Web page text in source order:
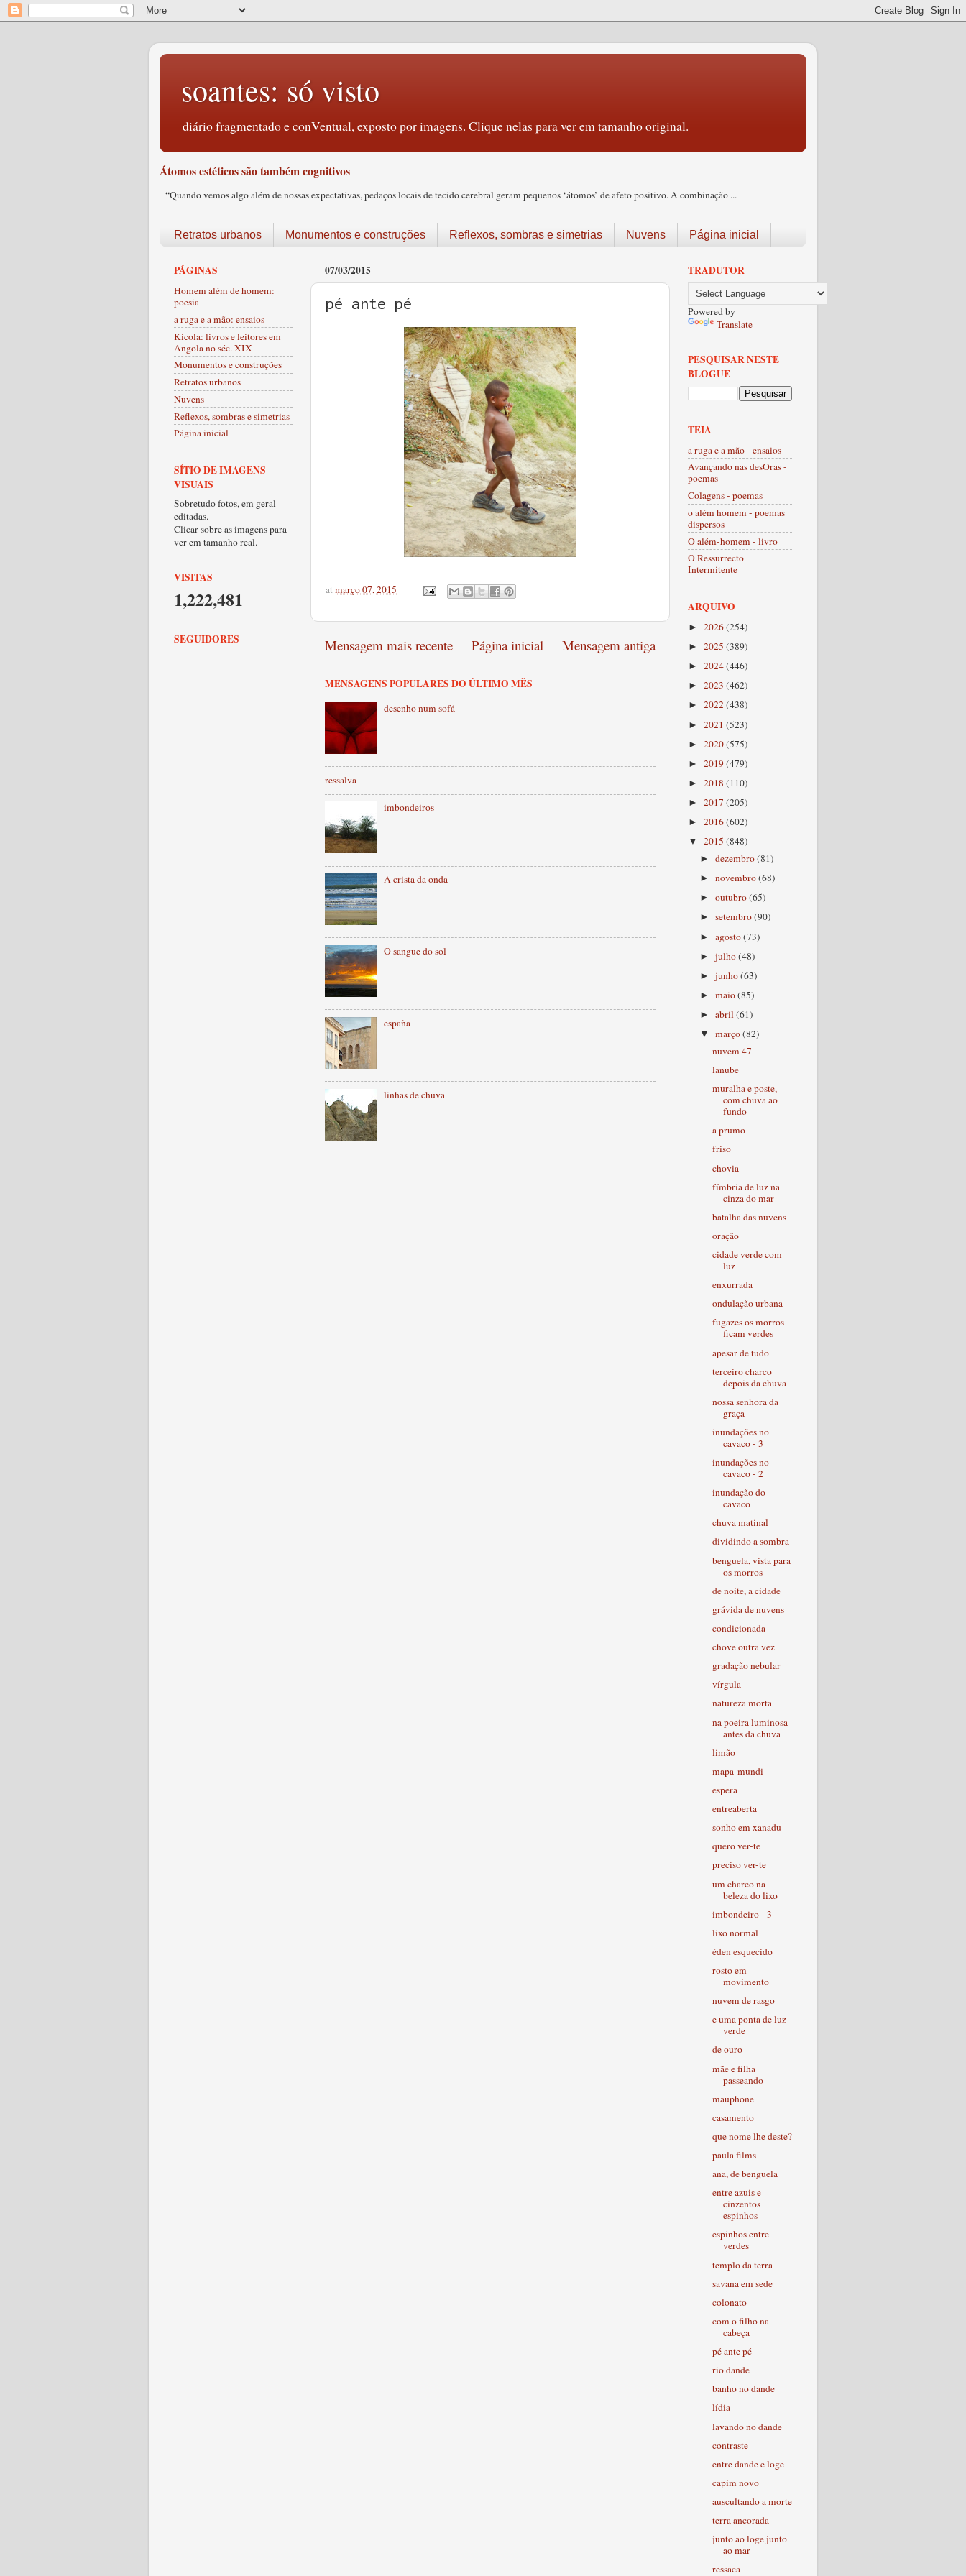
soantes: só visto
diário fragmentado e conVentual, exposto por imagens. Clique nelas para ver em tamanho original.
Átomos estéticos são também cognitivos
“Quando vemos algo além de nossas expectativas, pedaços locais de tecido cerebral geram pequenos ‘átomos’ de afeto positivo. A combinação ...
Retratos urbanos Monumentos e construções Reflexos, sombras e simetrias Nuvens Página inicial
07/03/2015
pé ante pé
atmarço 07, 2015
Mensagem mais recente Mensagem antiga
Página inicial
MENSAGENS POPULARES DO ÚLTIMO MÊS
desenho num sofá
ressalva
imbondeiros
A crista da onda
O sangue do sol
españa
linhas de chuva
PÁGINAS
Homem além de homem:
poesia
a ruga e a mão: ensaios
Kicola: livros e leitores em
Angola no séc. XIX
Monumentos e construções
Retratos urbanos
Nuvens
Reflexos, sombras e simetrias
Página inicial
SÍTIO DE IMAGENS
VISUAIS
Sobretudo fotos, em geral
editadas.
Clicar sobre as imagens para
ver em tamanho real.
VISITAS
1,222,481
SEGUIDORES
TRADUTOR
Powered by
Translate
PESQUISAR NESTE
BLOGUE
TEIA
a ruga e a mão - ensaios
Avançando nas desOras -
poemas
Colagens - poemas
o além homem - poemas
dispersos
O além-homem - livro
O Ressurrecto
Intermitente
ARQUIVO
► 2026(254)
► 2025 (389)
► 2024(446)
► 2023 (462)
► 2022(438)
► 2021 (523)
► 2020(575)
► 2019(479)
► 2018 (110)
► 2017 (205)
► 2016(602)
▼ 2015 (848)
►dezembro(81)
►novembro(68)
►outubro(65)
►setembro(90)
►agosto(73)
►julho(48)
►junho(63)
►maio(85)
►abril(61)
▼março(82)
nuvem 47
lanube
muralha e poste,
com chuva ao
fundo
a prumo
friso
chovia
fímbria de luz na
cinza do mar
batalha das nuvens
oração
cidade verde com
luz
enxurrada
ondulação urbana
fugazes os morros
ficam verdes
apesar de tudo
terceiro charco
depois da chuva
nossa senhora da
graça
inundações no
cavaco - 3
inundações no
cavaco - 2
inundação do
cavaco
chuva matinal
dividindo a sombra
benguela, vista para
os morros
de noite, a cidade
grávida de nuvens
condicionada
chove outra vez
gradação nebular
vírgula
natureza morta
na poeira luminosa
antes da chuva
limão
mapa-mundi
espera
entreaberta
sonho em xanadu
quero ver-te
preciso ver-te
um charco na
beleza do lixo
imbondeiro - 3
lixo normal
éden esquecido
rosto em
movimento
nuvem de rasgo
e uma ponta de luz
verde
de ouro
mãe e filha
passeando
mauphone
casamento
que nome lhe deste?
paula films
ana, de benguela
entre azuis e
cinzentos
espinhos
espinhos entre
verdes
templo da terra
savana em sede
colonato
com o filho na
cabeça
pé ante pé
rio dande
banho no dande
lídia
lavando no dande
contraste
entre dande e loge
capim novo
auscultando a morte
terra ancorada
junto ao loge junto
ao mar
ressaca